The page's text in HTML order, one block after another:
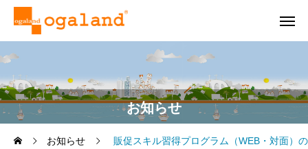
お知らせ
お知らせ 販促スキル習得プログラム（WEB・対面）